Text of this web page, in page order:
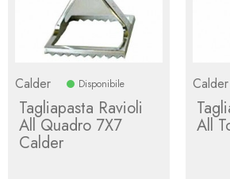
Calder Disponibile
Tagliapasta Ravioli
All Quadro 7X7
Calder
Calder
All